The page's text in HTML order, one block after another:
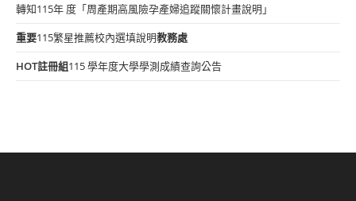
轉知115年 度「周產期高風險孕產婦追蹤關懷計畫說明」
重要115繁星推薦校內選填說明教務處
HOT註冊組115 學年度大學學測成績查詢公告